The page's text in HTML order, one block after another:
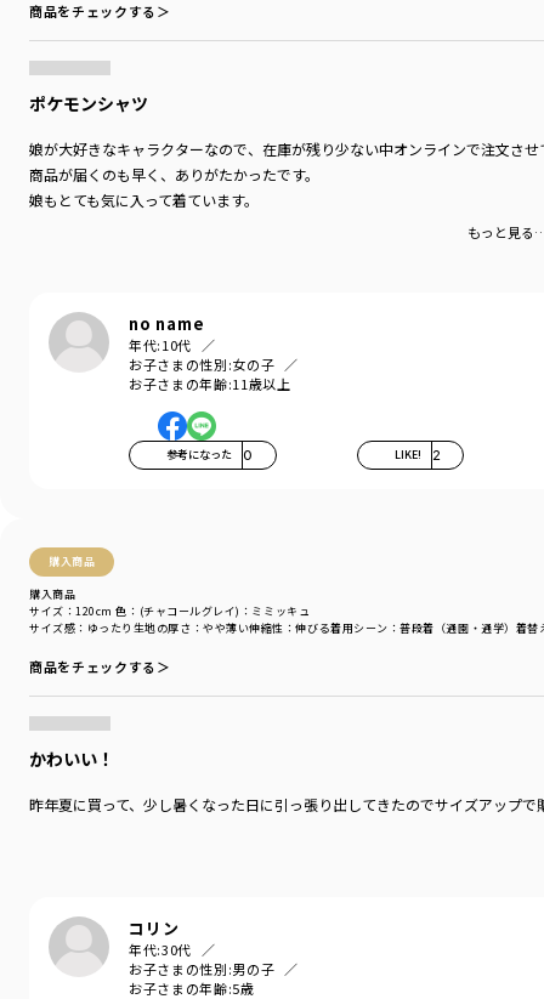
商品をチェックする＞
ポケモンシャツ
娘が大好きなキャラクターなので、在庫が残り少ない中オンラインで注文させ
商品が届くのも早く、ありがたかったです。
娘もとても気に入って着ています。
もっと見る
no name
年代:10代
お子さまの性別:女の子
お子さまの年齢:11歳以上
参考になった 0 LIKE! 2
購入商品
購入商品
サイズ感 ：ゆったり 生地の厚さ ：やや薄い伸縮性 ：伸びる着用シーン ：普段着（通園・通学） 着替
サイズ：120cm 色：(チャコールグレイ)：ミミッキュ
商品をチェックする＞
かわいい！
昨年夏に買って、少し暑くなった日に引っ張り出してきたのでサイズアップ
コリン
年代:30代
お子さまの性別:男の子
お子さまの年齢:5歳